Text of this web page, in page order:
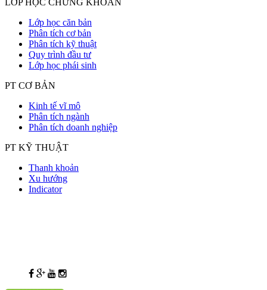
Lớp học căn bản
Phân tích cơ bản
Phân tích kỹ thuật
Quy trình đầu tư
Lớp học phái sinh
PT CƠ BẢN
Kinh tế vĩ mô
Phân tích ngành
Phân tích doanh nghiệp
PT KỸ THUẬT
Thanh khoản
Xu hướng
Indicator